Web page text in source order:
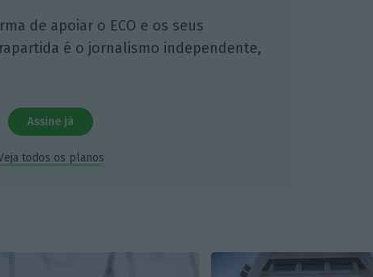
de apoiar o ECO e os seus
é o jornalismo independente,
Assine já
todos os planos